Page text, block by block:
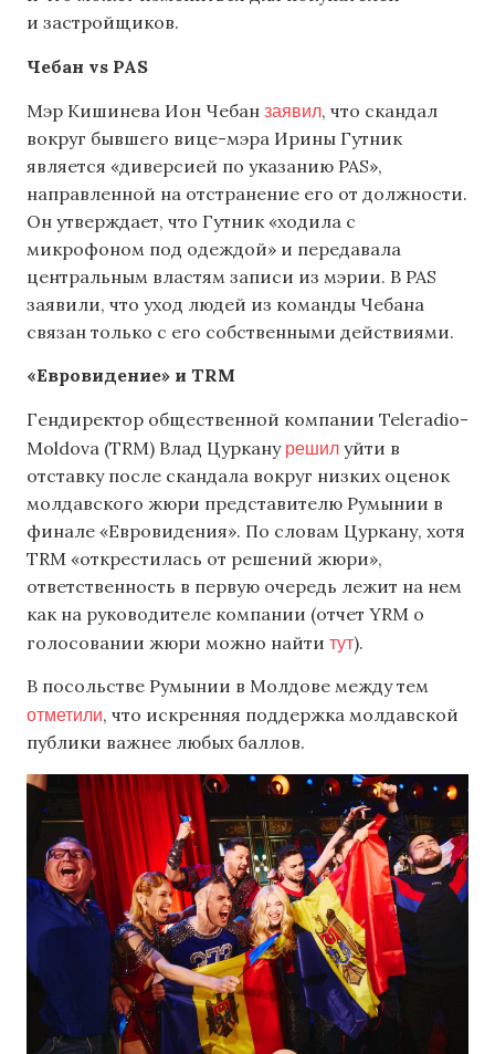
и застройщиков.
Чебан vs PAS
Мэр Кишинева Ион Чебан заявил, что скандал
вокруг бывшего вице-мэра Ирины Гутник
является «диверсией по указанию PAS»,
направленной на отстранение его от должности.
Он утверждает, что Гутник «ходила с
микрофоном под одеждой» и передавала
центральным властям записи из мэрии. В PAS
заявили, что уход людей из команды Чебана
связан только с его собственными действиями.
«Евровидение» и TRM
Гендиректор общественной компании Teleradio-
Moldova (TRM) Влад Цуркану решил уйти в
отставку после скандала вокруг низких оценок
молдавского жюри представителю Румынии в
финале «Евровидения». По словам Цуркану, хотя
TRM «открестилась от решений жюри»,
ответственность в первую очередь лежит на нем
как на руководителе компании (отчет YRM о
голосовании жюри можно найти тут).
В посольстве Румынии в Молдове между тем
отметили, что искренняя поддержка молдавской
публики важнее любых баллов.